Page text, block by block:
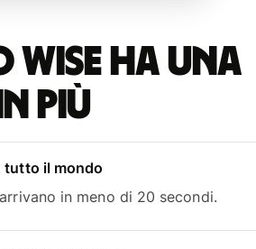
Wise ha una
più
tutto il mondo
in meno di 20 secondi.